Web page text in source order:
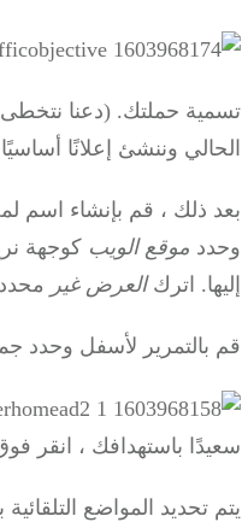
تسمية حملتك. (دعنا نتخطى
الحالي وننشئ إعلانًا
بعد ذلك ، قم بإنشاء اسم
وحدد موقع الويب كوجهة
إليها. اتركالعرض غير
قم بالتمرير لأسفل وحدد
سعيدًا باستهدافك ، انقر
يتم تحديد المواضع